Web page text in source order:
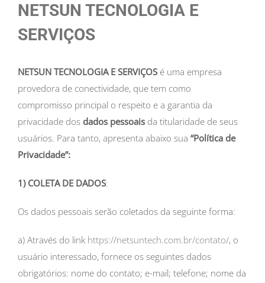
NETSUN TECNOLOGIA E
SERVIÇOS
NETSUN TECNOLOGIA E SERVIÇOS é uma empresa
provedora de conectividade, que tem como
compromisso principal o respeito e a garantia da
privacidade dos dados pessoais da titularidade de seus
usuários. Para tanto, apresenta abaixo sua “Política de
Privacidade”:
1) COLETA DE DADOS:
Os dados pessoais serão coletados da seguinte forma:
a) Através do link https://netsuntech.com.br/contato/, o
usuário interessado, fornece os seguintes dados
obrigatórios: nome do contato; e-mail; telefone; nome da